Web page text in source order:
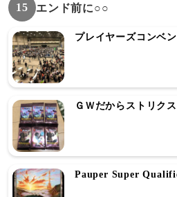
15 エンド前に○○
プレイヤーズコンベ
ＧＷだからストリク
Pauper Super